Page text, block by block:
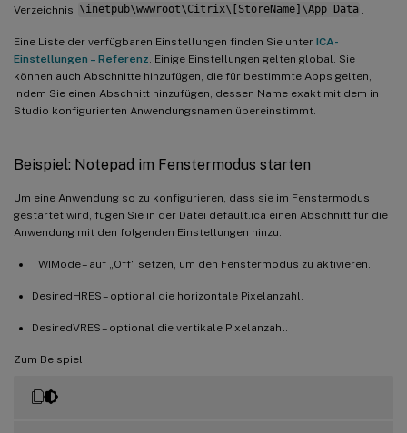
Verzeichnis \inetpub\wwwroot\Citrix\[StoreName]\App_Data
Eine Liste der verfügbaren Einstellungen finden Sie unter ICA-
Einstellungen – Referenz . Einige Einstellungen gelten global. Sie
können auch Abschnitte hinzufügen, die für bestimmte Apps gelten,
indem Sie einen Abschnitt hinzufügen, dessen Name exakt mit dem in
Studio konfigurierten Anwendungsnamen übereinstimmt.
Beispiel: Notepad im Fenstermodus starten
Um eine Anwendung so zu konfigurieren, dass sie im Fenstermodus
gestartet wird, fügen Sie in der Datei default.ica einen Abschnitt für die
Anwendung mit den folgenden Einstellungen hinzu:
TWIMode – auf „Off“ setzen, um den Fenstermodus zu aktivieren.
DesiredHRES – optional die horizontale Pixelanzahl.
DesiredVRES – optional die vertikale Pixelanzahl.
Zum Beispiel: